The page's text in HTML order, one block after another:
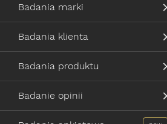
Badania marki
Badania klienta
Badania produktu
Badanie opinii